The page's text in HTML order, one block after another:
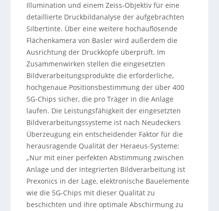
Illumination und einem Zeiss-Objektiv für eine
detaillierte Druckbildanalyse der aufgebrachten
Silbertinte. Über eine weitere hochauflösende
Flächenkamera von Basler wird außerdem die
Ausrichtung der Druckköpfe überprüft. Im
Zusammenwirken stellen die eingesetzten
Bildverarbeitungsprodukte die erforderliche,
hochgenaue Positionsbestimmung der über 400
5G-Chips sicher, die pro Träger in die Anlage
laufen. Die Leistungsfähigkeit der eingesetzten
Bildverarbeitungssysteme ist nach Neudeckers
Überzeugung ein entscheidender Faktor für die
herausragende Qualität der Heraeus-Systeme:
„Nur mit einer perfekten Abstimmung zwischen
Anlage und der integrierten Bildverarbeitung ist
Prexonics in der Lage, elektronische Bauelemente
wie die 5G-Chips mit dieser Qualität zu
beschichten und ihre optimale Abschirmung zu